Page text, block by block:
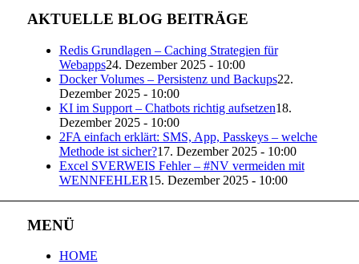
AKTUELLE BLOG BEITRÄGE
Redis Grundlagen – Caching Strategien für
Webapps24. Dezember 2025 - 10:00
Docker Volumes – Persistenz und Backups22.
Dezember 2025 - 10:00
KI im Support – Chatbots richtig aufsetzen18.
Dezember 2025 - 10:00
2FA einfach erklärt: SMS, App, Passkeys – welche
Methode ist sicher?17. Dezember 2025 - 10:00
Excel SVERWEIS Fehler – #NV vermeiden mit
WENNFEHLER15. Dezember 2025 - 10:00
MENÜ
HOME